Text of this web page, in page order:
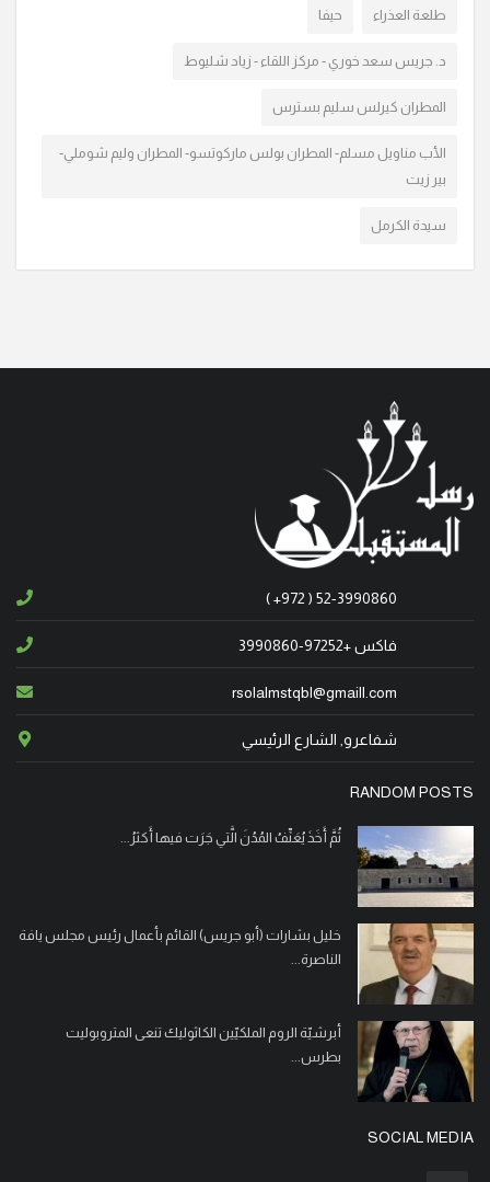
انتقل إلى الأخدار السماوية في يافة الناصرة، المأسوف على
عاما. وسيشيع جثمانه الطاهر في تمام الساعة الخامسة
انتقلت إلى الأخدار السماوية في الناصرة، المأسوف على
انتقل إلى الأخدار السماوية، في كندا، ابن شفاعمرو
الساعة الرابعة والنصف، من قاعة السيدة الرعوية ومن ثم
إلى مثواه الأخير في المقبرة المسيحية في شفاعمرو
الساعة الثانية ب. ظ، من كنيسة القديس جاورجيوس للروم
الأرثوذكس، ومن ثم الى مثواه الأخير في القرية.
انتقل الى الأخدار السماوية في الناصرة، المأسوف على
شبابه عمانوئيل عودة مقبل – قعوار (17 عاما)، إثر إصابته
بجراح خطيرة في حادث طرق وقع الليلة الماضية، على
شارع 79، بين مفترق الناصرة ومفترق " صفورية. وسيشيع
جثمانه الطاهر، الساعة الخامسة من بعد ظهر اليوم الثل
انتقل الى الأخدار السماوية في الناصرة، المأسوف على
وسيشيع جثمانه الطاهر، الساعة الثالثة من بعد ظهر يوم
غد الأحد، من كنيسة البشارة للروم الأرثوذكس ومن ثم الى
مثواه الاخير في مقبرة الروم الأرثوذكس في المدينة.
طلعة العذراء حيفا
د. جريس سعد خوري - مركز اللقاء - زياد شليوط
المطران كيرلس سليم بسترس
الأب مناويل مسلم- المطران بولس ماركوتسو- المطران وليم شوملي-
بير زيت
سيدة الكرمل
( +972 ) 52-3990860
فاكس +97252-3990860
rsolalmstqbl@gmaill.com
شفاعرو, الشارع الرئيسي
RANDOM POSTS
ثُمَّ أَخَذَ يُعَنِّفُ المُدُنَ الَّتي جَرَت فيها أَكثرُ...
خليل بشارات (أبو جريس) القائم بأعمال رئيس مجلس يافة
الناصرة...
أبرشيّة الروم الملكيّين الكاثوليك تنعى المتروبوليت
بطرس...
SOCIAL MEDIA